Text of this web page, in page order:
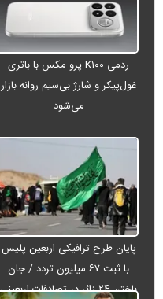
ردمی K۱۰۰ پرو مکس با باتری
غول‌پیکر و شارژ بی‌سیم روانه بازار
می‌شود
پایان طرح ترافیکی اربعین پلیس
با ثبت ۶۷ میلیون تردد / جان
باختن ۲۴ زائر در تصادفات اربعینی